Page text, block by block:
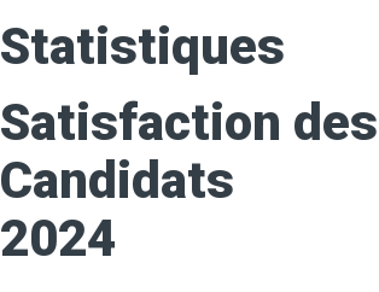
Statistiques
Satisfaction des
Candidats
2024